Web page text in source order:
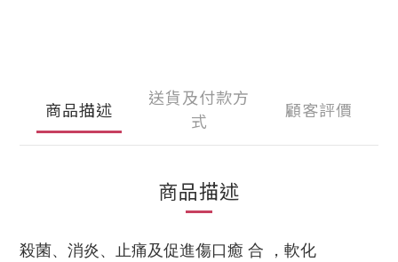
商品描述
送貨及付款方
式
顧客評價
商品描述
殺菌、 消炎、止痛及促進傷口癒 合 ， 軟化